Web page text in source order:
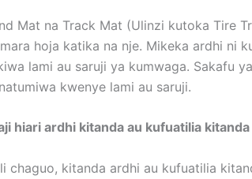
Mat na Track Mat (Ulinzi kutoka Tire
hoja katika na nje. Mikeka ardhi ni
lami au saruji ya kumwaga. Sakafu
kwenye lami au saruji.
hiari ardhi kitanda au kufuatilia
chaguo, kitanda ardhi au kufuatilia